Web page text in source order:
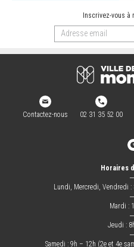
Inscrivez-vous à
Contactez-nous 02 31 35 52 00
Horaires
Lundi, Mercredi, Vendredi :
Mardi :
Jeudi :
Samedi : 9h – 12h (2e et 4e